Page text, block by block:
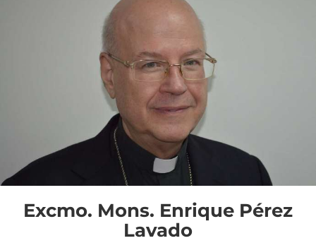
Excmo. Mons. Enrique Pérez
Lavado